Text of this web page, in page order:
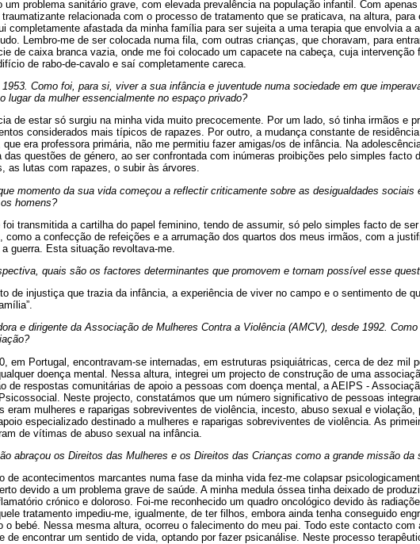
um problema sanitário grave, com elevada prevalência na população infantil. Com
relacionada com o processo de tratamento que se praticava, na altura, para
completamente afastada da minha família para ser sujeita a uma terapia que envolvia a
Lembro-me de ser colocada numa fila, com outras crianças, que choravam, para
de caixa branca vazia, onde me foi colocado um capacete na cabeça, cuja intervenção
de rabo-de-cavalo e saí completamente careca.
Como foi, para si, viver a sua infância e juventude numa sociedade em que
lugar da mulher essencialmente no espaço privado?
de estar só surgiu na minha vida muito precocemente. Por um lado, só tinha irmãos e
considerados mais típicos de rapazes. Por outro, a mudança constante de
que era professora primária, não me permitiu fazer amigas/os de infância. Na
das questões de género, ao ser confrontada com inúmeras proibições pelo simples facto
as lutas com rapazes, o subir às árvores.
momento da sua vida começou a reflectir criticamente sobre as desigualdades sociais
homens?
foi transmitida a cartilha do papel feminino, tendo de assumir, só pelo simples facto de
como a confecção de refeições e a arrumação dos quartos dos meus irmãos, com a
guerra. Esta situação revoltava-me.
quais são os factores determinantes que promovem e tornam possível esse
de injustiça que trazia da infância, a experiência de viver no campo e o sentimento de
e dirigente da Associação de Mulheres Contra a Violência (AMCV), desde 1992.
em Portugal, encontravam-se internadas, em estruturas psiquiátricas, cerca de dez mil
doença mental. Nessa altura, integrei um projecto de construção de uma
de respostas comunitárias de apoio a pessoas com doença mental, a AEIPS -
Neste projecto, constatámos que um número significativo de pessoas
eram mulheres e raparigas sobreviventes de violência, incesto, abuso sexual e violação,
especializado destinado a mulheres e raparigas sobreviventes de violência. As
de vítimas de abuso sexual na infância.
abraçou os Direitos das Mulheres e os Direitos das Crianças como a grande missão da
de acontecimentos marcantes numa fase da minha vida fez-me colapsar
devido a um problema grave de saúde. A minha medula óssea tinha deixado de
crónico e doloroso. Foi-me reconhecido um quadro oncológico devido às
tratamento impediu-me, igualmente, de ter filhos, embora ainda tenha conseguido
o bebé. Nessa mesma altura, ocorreu o falecimento do meu pai. Todo este contacto com
de encontrar um sentido de vida, optando por fazer psicanálise. Neste processo